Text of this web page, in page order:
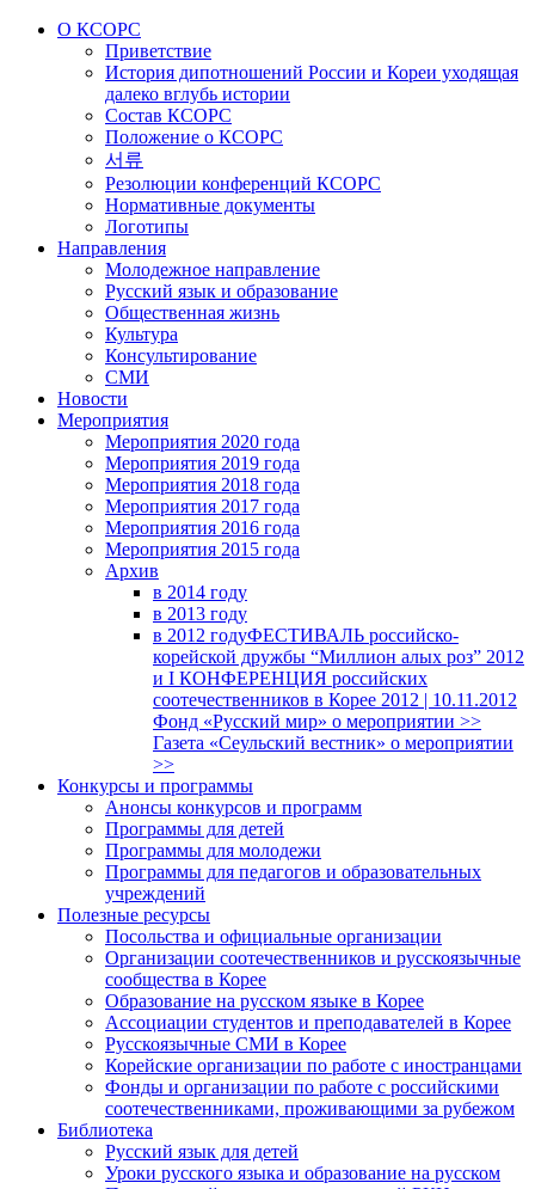
О КСОРС
Приветствие
История дипотношений России и Кореи уходящая
далеко вглубь истории
Состав КСОРС
Положение о КСОРС
서류
Резолюции конференций КСОРС
Нормативные документы
Логотипы
Направления
Молодежное направление
Русский язык и образование
Общественная жизнь
Культура
Консультирование
СМИ
Новости
Мероприятия
Мероприятия 2020 года
Мероприятия 2019 года
Мероприятия 2018 годa
Мероприятия 2017 года
Мероприятия 2016 года
Мероприятия 2015 года
Архив
в 2014 году
в 2013 году
в 2012 годуФЕСТИВАЛЬ российско-
корейской дружбы “Миллион алых роз” 2012
и I КОНФЕРЕНЦИЯ российских
соотечественников в Корее 2012 | 10.11.2012
Фонд «Русский мир» о мероприятии >>
Газета «Сеульский вестник» о мероприятии
>>
Конкурсы и программы
Анонсы конкурсов и программ
Программы для детей
Программы для молодежи
Программы для педагогов и образовательных
учреждений
Полезные ресурсы
Посольства и официальные организации
Организации соотечественников и русскоязычные
сообщества в Корее
Образование на русском языке в Корее
Ассоциации студентов и преподавателей в Корее
Русскоязычные СМИ в Корее
Корейские организации по работе с иностранцами
Фонды и организации по работе с российскими
соотечественниками, проживающими за рубежом
Библиотека
Русский язык для детей
Уроки русского языка и образование на русском